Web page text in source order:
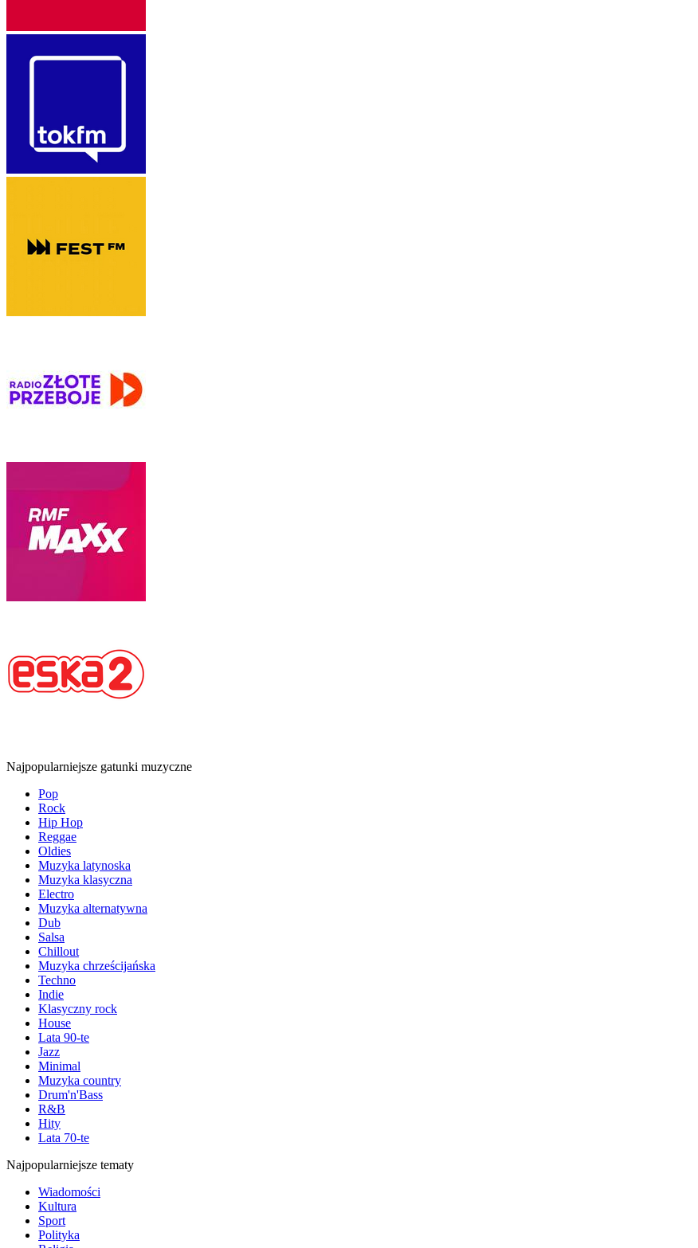
Najpopularniejsze gatunki muzyczne
Pop
Rock
Hip Hop
Reggae
Oldies
Muzyka latynoska
Muzyka klasyczna
Electro
Muzyka alternatywna
Dub
Salsa
Chillout
Muzyka chrześcijańska
Techno
Indie
Klasyczny rock
House
Lata 90-te
Jazz
Minimal
Muzyka country
Drum'n'Bass
R&B
Hity
Lata 70-te
Najpopularniejsze tematy
Wiadomości
Kultura
Sport
Polityka